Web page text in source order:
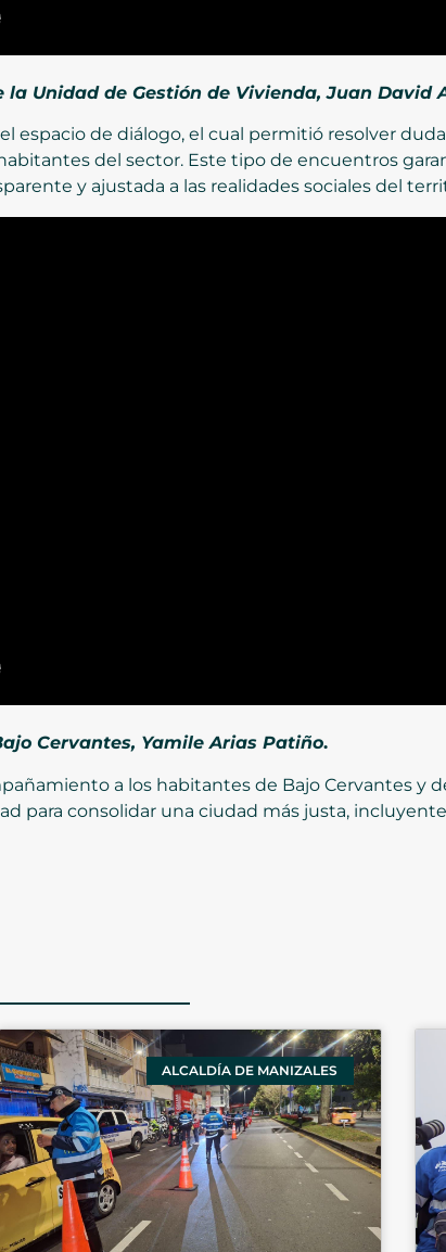
Unidad de Gestión de Vivienda, Juan David
espacio de diálogo, el cual permitió resolver
del sector. Este tipo de encuentros
y ajustada a las realidades sociales del
Cervantes, Yamile Arias Patiño.
a los habitantes de Bajo Cervantes y
para consolidar una ciudad más justa,
ALCALDÍA DE MANIZALES